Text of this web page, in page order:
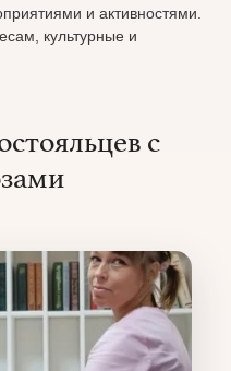
и активностями.
культурные и
с